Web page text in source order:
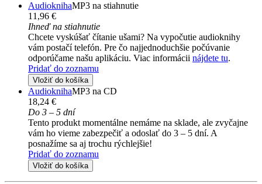
AudioknihaMP3 na stiahnutie
11,96 €
Ihneď na stiahnutie
Chcete vyskúšať čítanie ušami? Na vypočutie audioknihy
vám postačí telefón. Pre čo najjednoduchšie počúvanie
odporúčame našu aplikáciu. Viac informácii nájdete tu.
Pridať do zoznamu
Vložiť do košíka
AudioknihaMP3 na CD
18,24 €
Do 3 – 5 dní
Tento produkt momentálne nemáme na sklade, ale zvyčajne
vám ho vieme zabezpečiť a odoslať do 3 – 5 dní. A
posnažíme sa aj trochu rýchlejšie!
Pridať do zoznamu
Vložiť do košíka